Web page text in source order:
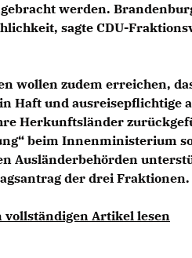
werden.
sagte CDU-
wollen zudem erreichen,
Haft und ausreisepflichtige
Herkunftsländer
beim Innenministerium
Ausländerbehörden
der drei Fraktionen.
vollständigen Artikel lesen